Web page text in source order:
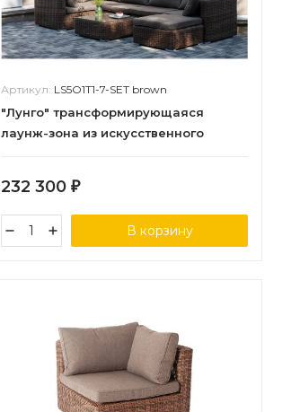
Артикул: LS5O1T1-7-SET brown
"Лунго" трансформирующаяся
лаунж-зона из искусственного
232 300₽
В корзину